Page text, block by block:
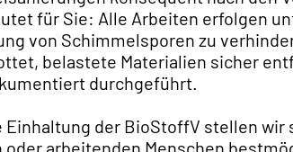
für Sie: Alle Arbeiten erfolgen
von Schimmelsporen zu
belastete Materialien sicher
durchgeführt.
Einhaltung der BioStoffV stellen wir
oder arbeitenden Menschen